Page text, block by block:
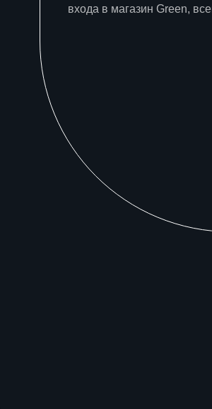
входа в магазин Green,